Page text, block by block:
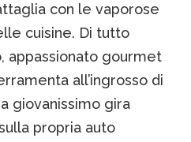
con le vaporose
cuisine. Di tutto
appassionato gourmet
all’ingrosso di
giovanissimo gira
propria auto